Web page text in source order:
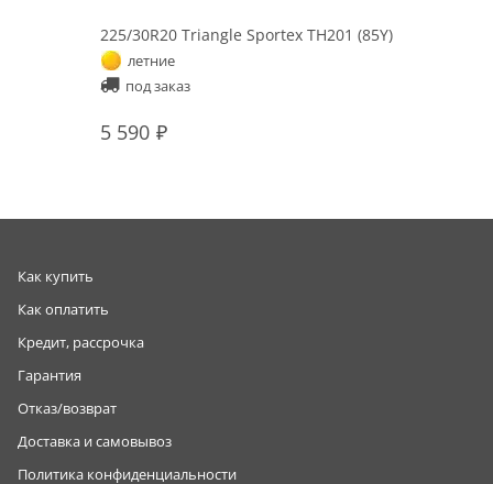
225/30R20 Triangle Sportex TH201 (85Y)
летние
под заказ
5 590
Как купить
Как оплатить
Кредит, рассрочка
Гарантия
Отказ/возврат
Доставка и самовывоз
Политика конфиденциальности